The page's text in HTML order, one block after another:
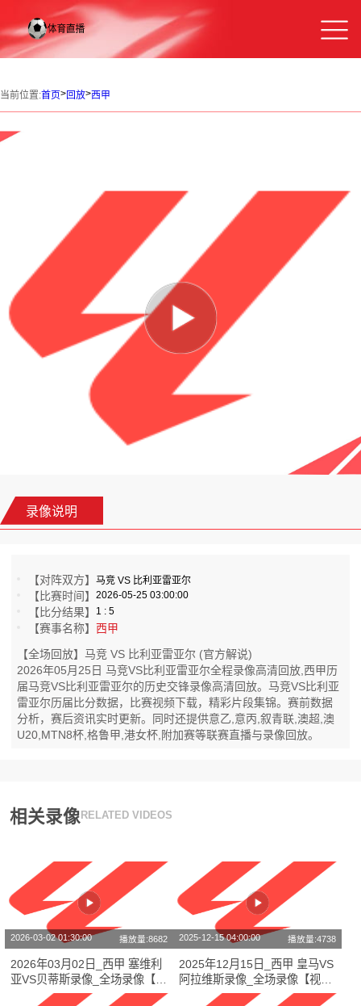
当前位置:首页>回放>西甲
录像说明
【对阵双方】马竞 VS 比利亚雷亚尔
【比赛时间】2026-05-25 03:00:00
【比分结果】 1 : 5
【赛事名称】西甲
【全场回放】马竞 VS 比利亚雷亚尔 (官方解说)
2026年05月25日 马竞VS比利亚雷亚尔全程录像高清回放,西甲历
届马竞VS比利亚雷亚尔的历史交锋录像高清回放。马竞VS比利亚
雷亚尔历届比分数据，比赛视频下载，精彩片段集锦。赛前数据
分析，赛后资讯实时更新。同时还提供意乙,意丙,叙青联,澳超,澳
U20,MTN8杯,格鲁甲,港女杯,附加赛等联赛直播与录像回放。
相关录像 RELATED VIDEOS
2026-03-02 01:30:00 播放量:8682
2026年03月02日_西甲 塞维利
亚VS贝蒂斯录像_全场录像【全
场回放】
2025-12-15 04:00:00 播放量:4738
2025年12月15日_西甲 皇马VS
阿拉维斯录像_全场录像【视频